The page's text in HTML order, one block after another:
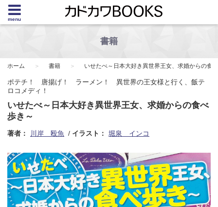
menu
書籍
ホーム 書籍 いせたべ～日本大好き異世界王女、求婚からの食
ポテチ！ 唐揚げ！ ラーメン！ 異世界の王女様と行く、飯テ
ロコメディ！
いせたべ～日本大好き異世界王女、求婚からの食べ
歩き～
著者： 川岸 殴魚 イラスト： 堀泉 インコ